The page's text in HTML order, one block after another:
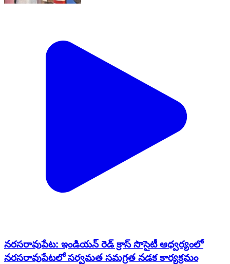
నరసరావుపేట: ఇండియన్ రెడ్ క్రాస్ సొసైటీ ఆధ్వర్యంలో
నరసరావుపేటలో సర్వమత సమగ్రత నడక కార్యక్రమం